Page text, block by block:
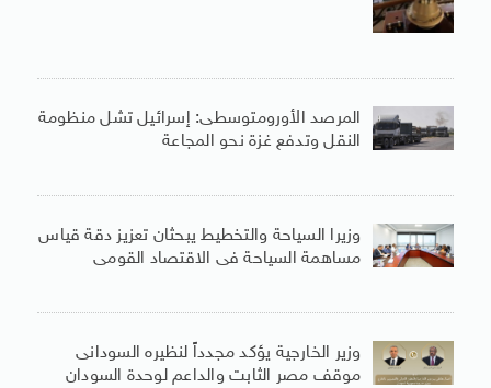
المرصد الأورومتوسطى: إسرائيل تشل منظومة
النقل وتدفع غزة نحو المجاعة
وزيرا السياحة والتخطيط يبحثان تعزيز دقة قياس
مساهمة السياحة فى الاقتصاد القومى
وزير الخارجية يؤكد مجدداً لنظيره السودانى
موقف مصر الثابت والداعم لوحدة السودان